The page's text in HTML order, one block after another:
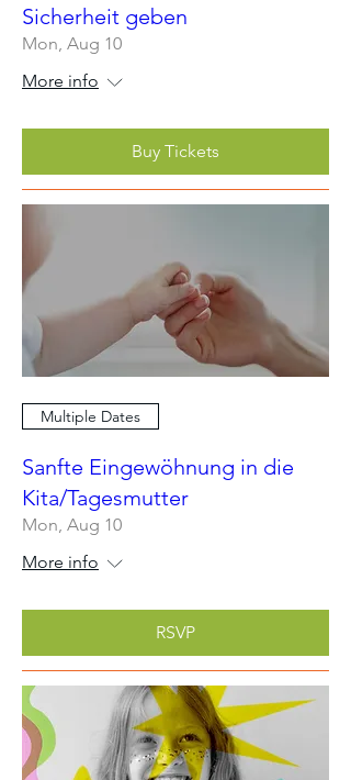
Sicherheit geben
Mon, Aug 10
More info
Buy Tickets
Multiple Dates
Sanfte Eingewöhnung in die
Kita/Tagesmutter
Mon, Aug 10
More info
RSVP